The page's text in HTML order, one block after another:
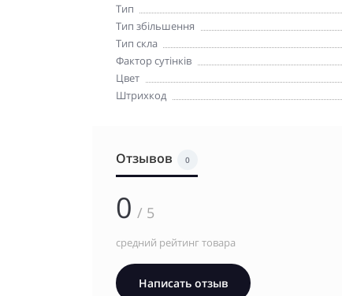
Тип
Тип збільшення
Тип скла
Фактор сутінків
Цвет
Штрихкод
Отзывов 0
0 / 5
средний рейтинг товара
Написать отзыв